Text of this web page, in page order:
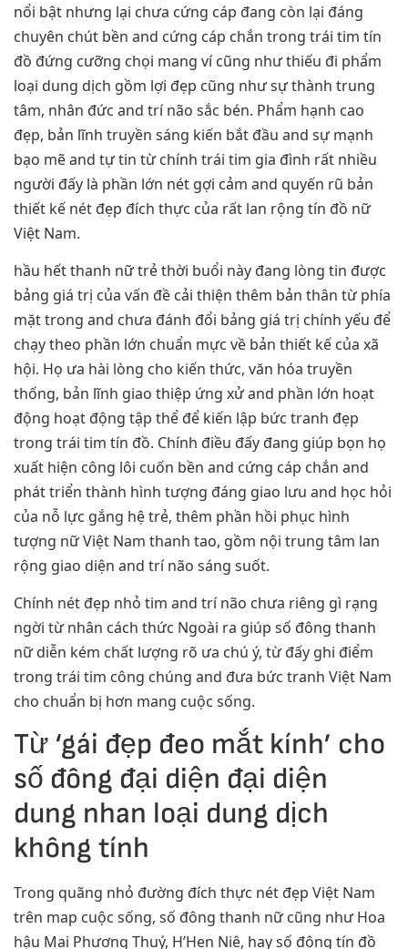
nổi bật nhưng lại chưa cứng cáp đang còn lại đáng
chuyên chút bền and cứng cáp chắn trong trái tim tín
đồ đứng cưỡng chọi mang ví cũng như thiếu đi phẩm
loại dung dịch gồm lợi đẹp cũng như sự thành trung
tâm, nhân đức and trí não sắc bén. Phẩm hạnh cao
đẹp, bản lĩnh truyền sáng kiến bắt đầu and sự mạnh
bạo mẽ and tự tin từ chính trái tim gia đình rất nhiều
người đấy là phần lớn nét gợi cảm and quyến rũ bản
thiết kế nét đẹp đích thực của rất lan rộng tín đồ nữ
Việt Nam.
hầu hết thanh nữ trẻ thời buổi này đang lòng tin được
bảng giá trị của vấn đề cải thiện thêm bản thân từ phía
mặt trong and chưa đánh đổi bảng giá trị chính yếu để
chạy theo phần lớn chuẩn mực về bản thiết kế của xã
hội. Họ ưa hài lòng cho kiến thức, văn hóa truyền
thống, bản lĩnh giao thiệp ứng xử and phần lớn hoạt
động hoạt động tập thể để kiến lập bức tranh đẹp
trong trái tim tín đồ. Chính điều đấy đang giúp bọn họ
xuất hiện công lôi cuốn bền and cứng cáp chắn and
phát triển thành hình tượng đáng giao lưu and học hỏi
của nỗ lực gắng hệ trẻ, thêm phần hồi phục hình
tượng nữ Việt Nam thanh tao, gồm nội trung tâm lan
rộng giao diện and trí não sáng suốt.
Chính nét đẹp nhỏ tim and trí não chưa riêng gì rạng
ngời từ nhân cách thức Ngoài ra giúp số đông thanh
nữ diễn kém chất lượng rõ ưa chú ý, từ đấy ghi điểm
trong trái tim công chúng and đưa bức tranh Việt Nam
cho chuẩn bị hơn mang cuộc sống.
Từ ‘gái đẹp đeo mắt kính’ cho
số đông đại diện đại diện
dung nhan loại dung dịch
không tính
Trong quãng nhỏ đường đích thực nét đẹp Việt Nam
trên map cuộc sống, số đông thanh nữ cũng như Hoa
hậu Mai Phương Thuý, H’Hen Niê, hay số đông tín đồ